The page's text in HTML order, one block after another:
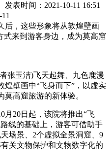
发表时间：2021-10-11 16:51
，这些形象将从敦煌壁画
式来到游客身边，成为莫高窟
玉洁)飞天起舞、九色鹿漫
壁画中“飞身而下”，以虚实
高窟旅游的新体验。
20日起，该院将推出“飞
线的基础上，游客可借助手
场景、2个虚拟全景洞窟、9
关文物保护和文物数字化的